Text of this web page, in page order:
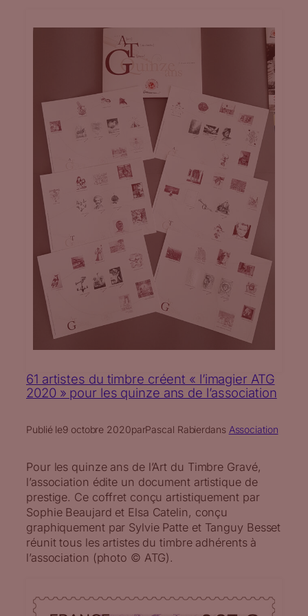
61 artistes du timbre créent « l’imagier ATG
2020 » pour les quinze ans de l’association
Publié le9 octobre 2020parPascal Rabierdans Association
Pour les quinze ans de l’Art du Timbre Gravé,
l’association édite un document artistique de
prestige. Ce coffret conçu artistiquement par
Sophie Beaujard et Elsa Catelin, conçu
graphiquement par Sylvie Patte et Tanguy Besset
réunit tous les artistes du timbre adhérents à
l’association (photo © ATG).